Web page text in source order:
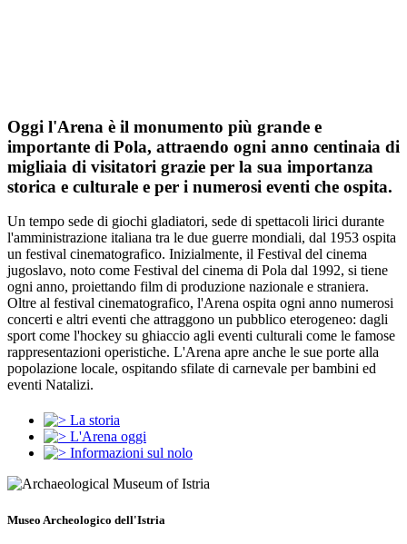
Oggi l'Arena è il monumento più grande e
importante di Pola, attraendo ogni anno centinaia di
migliaia di visitatori grazie per la sua importanza
storica e culturale e per i numerosi eventi che ospita.
Un tempo sede di giochi gladiatori, sede di spettacoli lirici durante
l'amministrazione italiana tra le due guerre mondiali, dal 1953 ospita
un festival cinematografico. Inizialmente, il Festival del cinema
jugoslavo, noto come Festival del cinema di Pola dal 1992, si tiene
ogni anno, proiettando film di produzione nazionale e straniera.
Oltre al festival cinematografico, l'Arena ospita ogni anno numerosi
concerti e altri eventi che attraggono un pubblico eterogeneo: dagli
sport come l'hockey su ghiaccio agli eventi culturali come le famose
rappresentazioni operistiche. L'Arena apre anche le sue porte alla
popolazione locale, ospitando sfilate di carnevale per bambini ed
eventi Natalizi.
La storia
L'Arena oggi
Informazioni sul nolo
Museo Archeologico dell'Istria